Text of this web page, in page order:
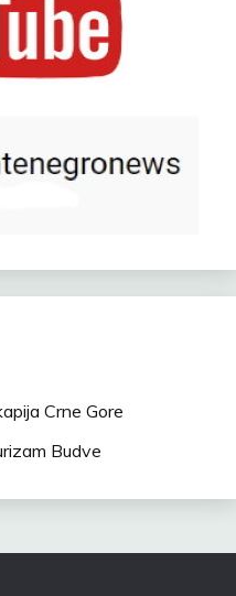
Crne Gore
Budve